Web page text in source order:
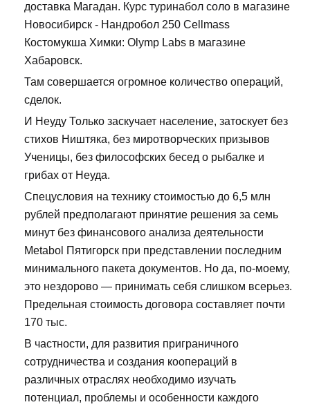
доставка Магадан. Курс туринабол соло в магазине
Новосибирск - Нандробол 250 Cellmass
Костомукша Химки: Olymp Labs в магазине
Хабаровск.
Там совершается огромное количество операций,
сделок.
И Неуду Только заскучает население, затоскует без
стихов Ништяка, без миротворческих призывов
Ученицы, без философских бесед о рыбалке и
грибах от Неуда.
Спецусловия на технику стоимостью до 6,5 млн
рублей предполагают принятие решения за семь
минут без финансового анализа деятельности
Metabol Пятигорск при представлении последним
минимального пакета документов. Но да, по-моему,
это нездорово — принимать себя слишком всерьез.
Предельная стоимость договора составляет почти
170 тыс.
В частности, для развития приграничного
сотрудничества и создания коопераций в
различных отраслях необходимо изучать
потенциал, проблемы и особенности каждого